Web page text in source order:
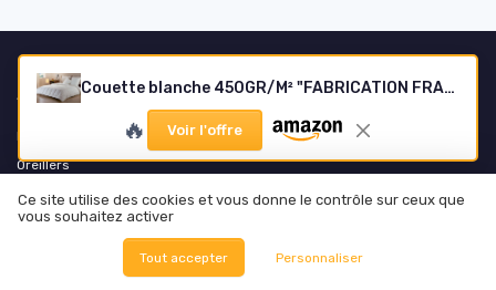
Couette blanche 450GR/M² "FABRICATION FRANCAISE" (2 places) 220 x 240 220cm x 240cm Blanc
🔥 Voir l'offre
Shopping
Matelas
Oreillers
Appareils connectés
Draps et accessoires
Ce site utilise des cookies et vous donne le contrôle sur ceux que
vous souhaitez activer
Tout accepter Personnaliser